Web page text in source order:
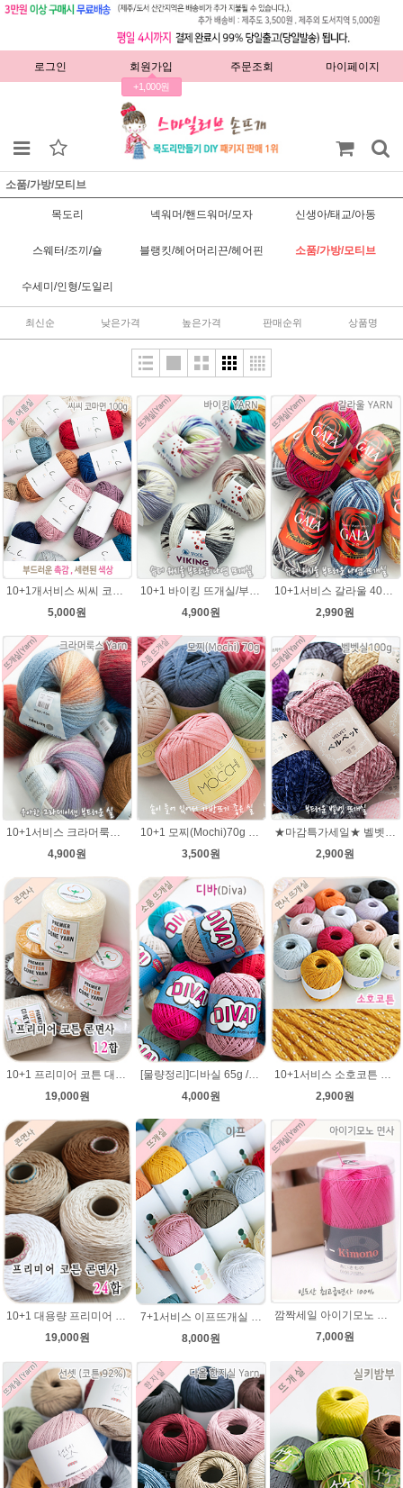
로그인 회원가입
+1,000원
주문조회 마이페이지
소품/가방/모티브
목도리 넥워머/핸드워머/모자 신생아/태교/아동
스웨터/조끼/숄 블랭킷/헤어머리끈/헤어핀 소품/가방/모티브
수세미/인형/도일리
최신순 낮은가격 높은가격 판매순위 상품명
10+1개서비스 씨씨 코마면 100g 부드러운면사 뜨개실 코바늘실 여름실 뜨개질 가방실
5,000원
10+1 바이킹 뜨개실/부드러운 나염 아기털실 목도리실 Viking Yarn
4,900원
10+1서비스 갈라울 40g(130m) 슈퍼워시울 뜨개실 스웨터 뜨개질옷 털실
2,990원
10+1서비스 크라머룩스 털실/부드러운 나염뜨개실 목도리뜨개질 수입 그라데이션털실
4,900원
10+1 모찌(Mochi)70g 모찌실/인형실/소품실/리틀모찌/가방뜨기/모찌뜨개실/가방뜨개실/여름뜨개실 브릿지실/솜뜨개실/코나실 왕모찌실
3,500원
★마감특가세일★ 벨벳털실100g 부드러운뜨개실 극세사 샤넬 뜨개실
2,900원
19,000원
[물량정리]디바실 65g /DIVA 디바뜨개실/가방뜨개실/모자실/펠프실/모자뜨기/여름실/나뭇잎가방뜨개실/가방실/디바뜨개실
4,000원
2,900원
10+1 대용량 프리미어 코튼 대용량 콘사 24합 순면100% 1100g/카드면 순면사 색사/콘면사/공작표 동방 콘면사/핸들커버뜨기/방석뜨기/차량 커버 시트
19,000원
8,000원
깜짝세일 아이기모노 면사(레이스) 여름뜨개실 도일리 털실 손뜨개 뜨개질 코튼 뜨개실(뜨게질실)
7,000원